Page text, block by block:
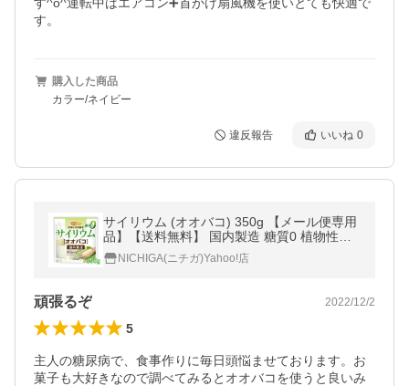
す。
購入した商品
カラー/ネイビー
違反報告 いいね 0
サイリウム (オオバコ) 350g 【メール便専用
品】【送料無料】 国内製造 糖質0 植物性食
物繊維 Plantago ovata Psyllium Husk [05] NI
CHIGA(ニチガ)
NICHIGA(ニチガ)Yahoo!店
頑張るぞ 2022/12/2
5
主人の糖尿病で、食事作りに毎日頭悩ませております。お
菓子も大好きなので調べてみるとオオバコを使うと良いみ